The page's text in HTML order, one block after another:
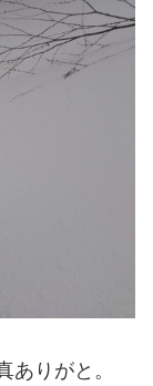
ありがと。